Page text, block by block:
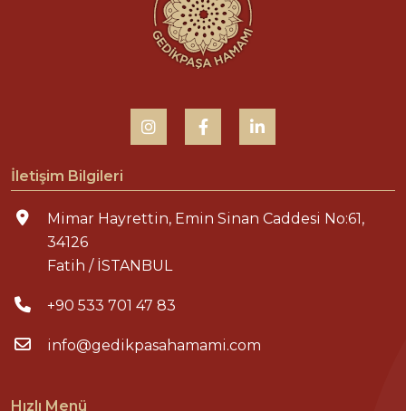
İletişim Bilgileri
Mimar Hayrettin, Emin Sinan Caddesi No:61,
34126
Fatih / İSTANBUL
+90 533 701 47 83
info@gedikpasahamami.com
Hızlı Menü